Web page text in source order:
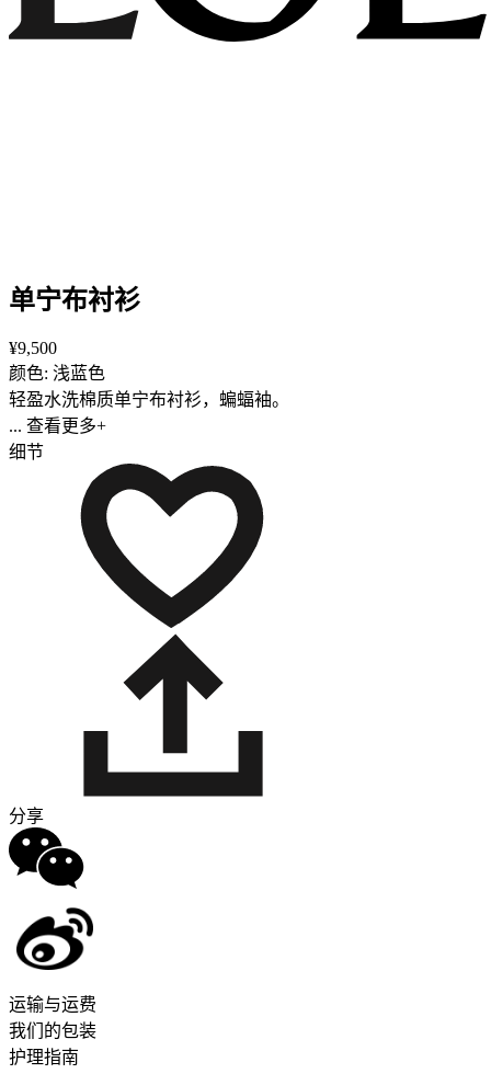
单宁布衬衫
¥9,500
颜色: 浅蓝色
轻盈水洗棉质单宁布衬衫，蝙蝠袖。
... 查看更多+
细节
分享
运输与运费
我们的包装
护理指南